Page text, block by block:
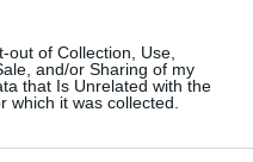
out of Collection, Use,
and/or Sharing of my
that Is Unrelated with the
which it was collected.
megtett, hogy válaszra